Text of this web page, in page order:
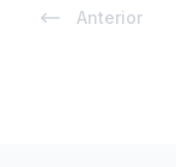
Anterior